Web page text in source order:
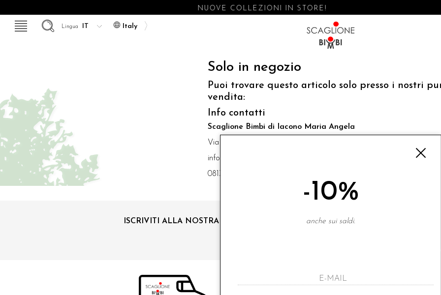
NUOVE COLLEZIONI IN STORE!
Italy
Lingua
Solo in negozio
Puoi trovare questo articolo solo presso i nostri
vendita:
Info contatti
Scaglione Bimbi di Iacono Maria Angela
Via Luigi Mazzella,73 80077 Ischia
info@scaglionebimbi.com
0813331162
ISCRIVITI ALLA NOSTRA NEWSLETTER
ho letto ed accettato le condizioni sulla
-10%
anche sui saldi.